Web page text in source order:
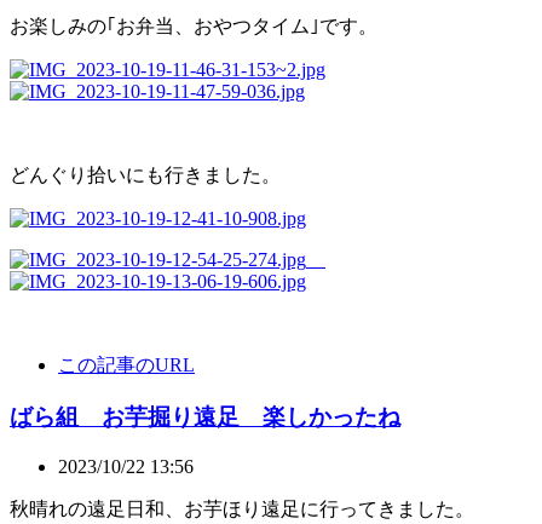
お楽しみの｢お弁当、おやつタイム｣です。
どんぐり拾いにも行きました。
この記事のURL
ばら組 お芋掘り遠足 楽しかったね
2023/10/22 13:56
秋晴れの遠足日和、お芋ほり遠足に行ってきました。